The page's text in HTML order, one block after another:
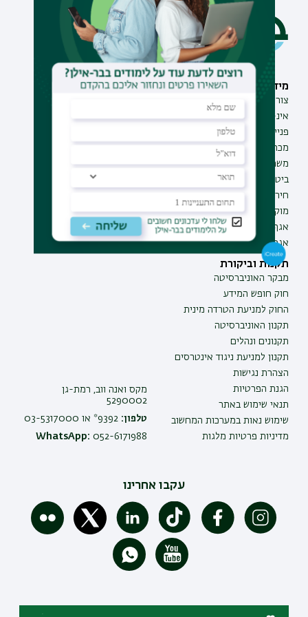
מידע וסיוע
צור קשר
אינ-בר מידע אישי לסטודנט
פנייה למנהל האתר
מכרזים
משרות בבר-אילן
ביטחון ובטיחות
חירום ועזרה ראשונה
מוקד בקרה לדיווחים
אגף התקשוב
אגף התפעול
תחומי לימוד
תוכניות העשרה
תעודת הוראה
תקנות וביקורת
מבקר האוניברסיטה
חוק חופש המידע
החוק למניעת הטרדה מינית
תקנון האוניברסיטה
תקנונים ונהלים
תקנון למניעת ניגוד אינטרסים
הצהרת נגישות
הגנת הפרטיות
תנאי שימוש באתר
שימוש נאות במערכות המחשוב
מדיניות פרטיות מלגות
מקס ואנה ווב, רמת-גן
5290002
טלפון: 9392* או 03-5317000
WhatsApp: 052-6171988
עקבו אחרינו